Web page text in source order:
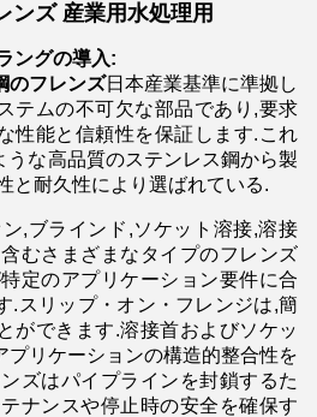
ンズ 産業用水処理用
ングの導入:
のフレンズ日本産業基準に準拠し
テムの不可欠な部品であり,要求
性能と信頼性を保証します.これ
うな高品質のステンレス鋼から製
と耐久性により選ばれている.
,ブラインド,ソケット溶接,溶接
むさまざまなタイプのフレンズ
定のアプリケーション要件に合
.スリップ・オン・フレンジは,簡
ができます.溶接首およびソケッ
プリケーションの構造的整合性を
ズはパイプラインを封鎖するた
ナンスや停止時の安全を確保す